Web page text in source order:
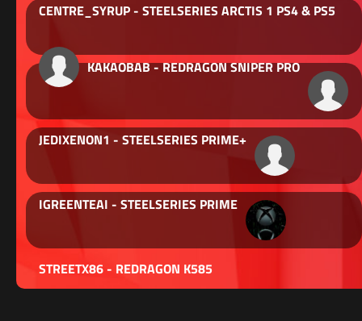
CENTRE_SYRUP - STEELSERIES ARCTIS 1 PS4 & PS5
KAKAOBAB - REDRAGON SNIPER PRO
JEDIXENON1 - STEELSERIES PRIME+
IGREENTEAI - STEELSERIES PRIME
STREETX86 - REDRAGON K585